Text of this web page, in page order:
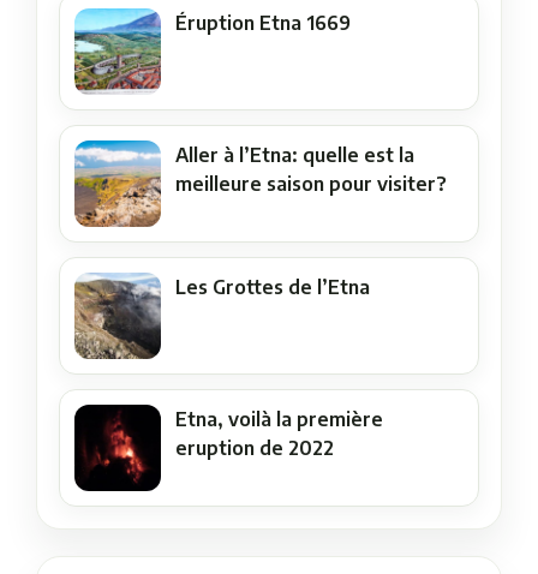
Éruption Etna 1669
Aller à l’Etna: quelle est la
meilleure saison pour visiter?
Les Grottes de l’Etna
Etna, voilà la première
eruption de 2022